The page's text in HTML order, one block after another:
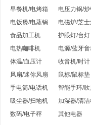
早餐机/电烤箱
电压力锅/
电饭煲/电蒸锅
电磁炉/芝
食品加工机
护眼灯/台灯
电热咖啡机
电源/蓝牙音
体温/血压计
收音机/时计
风扇/迷你风扇
鼠标/鼠标垫
手电筒/电话机
智能手环/
吸尘器/扫地机
加湿器/清
数码/电子秤
其他电器